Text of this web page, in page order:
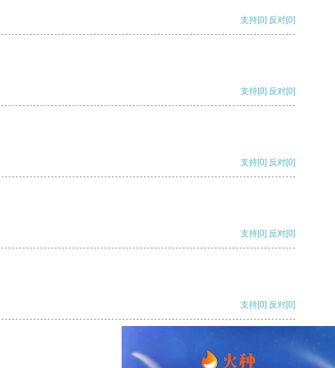
支持[0] 反对[0]
支持[0] 反对[0]
支持[0] 反对[0]
支持[0] 反对[0]
支持[0] 反对[0]